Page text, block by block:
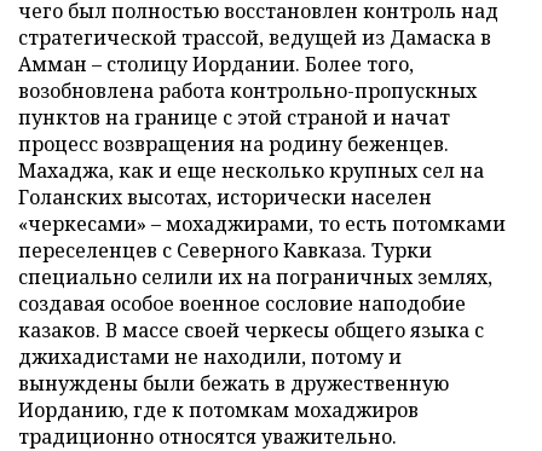
чего был полностью восстановлен контроль над
стратегической трассой, ведущей из Дамаска в
Амман – столицу Иордании. Более того,
возобновлена работа контрольно-пропускных
пунктов на границе с этой страной и начат
процесс возвращения на родину беженцев.
Махаджа, как и еще несколько крупных сел на
Голанских высотах, исторически населен
«черкесами» – мохаджирами, то есть потомками
переселенцев с Северного Кавказа. Турки
специально селили их на пограничных землях,
создавая особое военное сословие наподобие
казаков. В массе своей черкесы общего языка с
джихадистами не находили, потому и
вынуждены были бежать в дружественную
Иорданию, где к потомкам мохаджиров
традиционно относятся уважительно.